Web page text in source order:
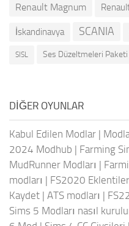
Renault Magnum
İskandinavya SCANIA
SISL Ses Düzeltmeleri Paketi
DIĞER OYUNLAR
Kabul Edilen Modlar |
2024 Modhub | Farming
MudRunner Modları |
modları | FS2020
Kaydet | ATS modları |
Sims 5 Modları nasıl